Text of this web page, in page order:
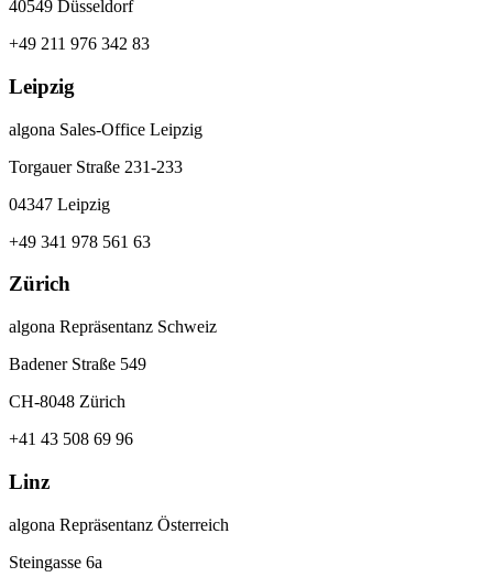
40549 Düsseldorf
+49 211 976 342 83
Leipzig
algona Sales-Office Leipzig
Torgauer Straße 231-233
04347 Leipzig
+49 341 978 561 63
Zürich
algona Repräsentanz Schweiz
Badener Straße 549
CH-8048 Zürich
+41 43 508 69 96
Linz
algona Repräsentanz Österreich
Steingasse 6a